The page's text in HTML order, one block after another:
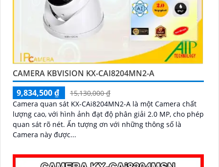
CAMERA KBVISION KX-CAI8204MN2-A
9,834,500 ₫
15,130,000 ₫
Camera quan sát KX-CAi8204MN2-A là một Camera chất
lượng cao, với hình ảnh đạt độ phân giải 2.0 MP, cho phép
quan sát rõ nét. Ấn tượng ơn với những thông số là
Camera này được...